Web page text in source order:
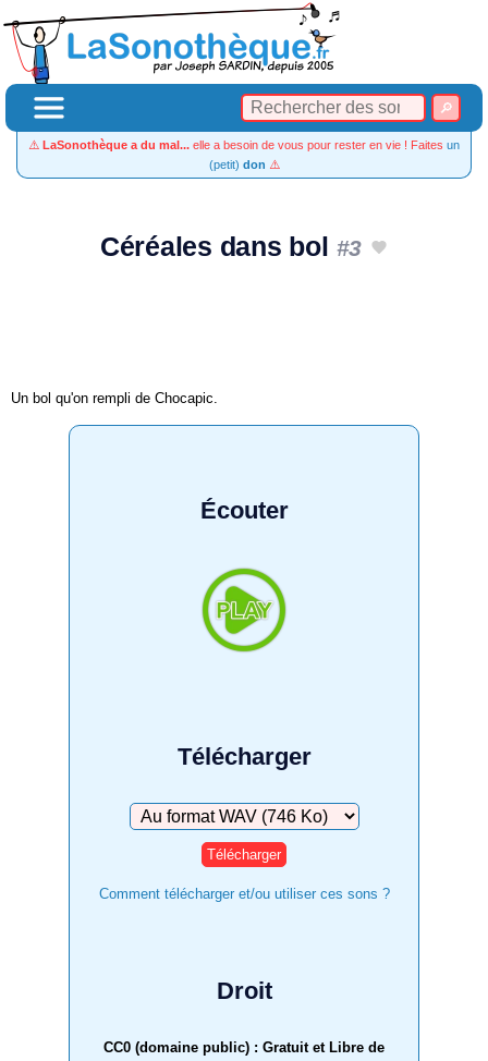
⚠️ LaSonothèque a du mal... elle a besoin de vous pour rester en vie ! Faites un
(petit) don ⚠️
Céréales dans bol #3
Un bol qu'on rempli de Chocapic.
Écouter
Télécharger
Télécharger
Comment télécharger et/ou utiliser ces sons ?
Droit
CC0 (domaine public) : Gratuit et Libre de